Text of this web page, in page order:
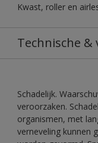
Kwast, roller en
Technische
Schadelijk.
veroorzaken.
organismen, met
verneveling kunnen